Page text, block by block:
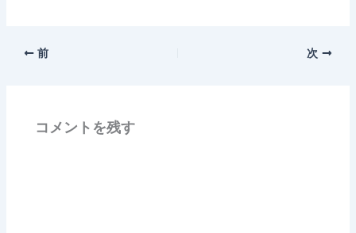
前 次
コメントを残す